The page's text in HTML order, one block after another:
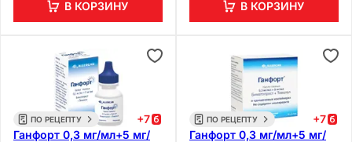
В КОРЗИНУ В КОРЗИНУ
ПО РЕЦЕПТУ +7
Ганфорт 0,3 мг/мл+5 мг/
ПО РЕЦЕПТУ +7
Ганфорт 0,3 мг/мл+5 мг/